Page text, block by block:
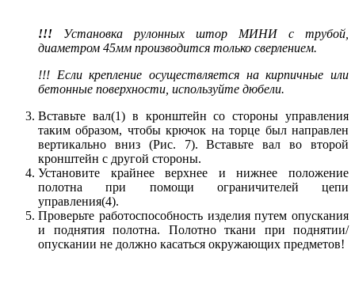
!!! Установка рулонных штор МИНИ с трубой,
диаметром 45мм производится только сверлением.
!!! Если крепление осуществляется на кирпичные или
бетонные поверхности, используйте дюбели.
Вставьте вал(1) в кронштейн со стороны управления
таким образом, чтобы крючок на торце был направлен
вертикально вниз (Рис. 7). Вставьте вал во второй
кронштейн с другой стороны.
Установите крайнее верхнее и нижнее положение
полотна при помощи ограничителей цепи
управления(4).
Проверьте работоспособность изделия путем опускания
и поднятия полотна. Полотно ткани при поднятии/
опускании не должно касаться окружающих предметов!